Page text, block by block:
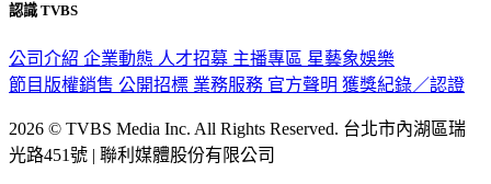
認識 TVBS
公司介紹 企業動態 人才招募 主播專區 星藝象娛樂
節目版權銷售 公開招標 業務服務 官方聲明 獲獎紀錄／認證
2026 © TVBS Media Inc. All Rights Reserved. 台北市內湖區瑞
光路451號 | 聯利媒體股份有限公司